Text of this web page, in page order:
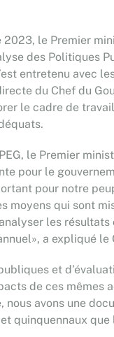
2023, le Premier
des Politiques
entretenu avec
du Chef du
le cadre de
le Premier
pour le
pour notre
moyens qui sont
les
a expliqué le
et
de ces mêmes
avons une
quinquennaux